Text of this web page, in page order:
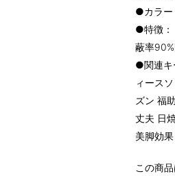
●カラー
●特徴：
蔽率
●関連キ
ィース
ズン 福
丈夫 日
美脚効
この商